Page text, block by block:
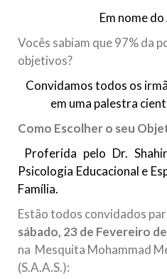
10 DE NOVEMBRO DE 2013
Falecimento do Imam
(A.S.)
data em que relembramos o
(A.S.), conhecido por “Zein Al-
3 DE JULHO DE 2014
Centro Islâmico no
República Islâmica do
Na noite da quinta-feira, 03 de
Brasil recebeu em sua sede,
Relações Exteriores da
Kharrazi, que encontra-se
Em nome
Vocês sabiam que 97% da
objetivos?
Convidamos todos os
em uma palestra
Como Escolher o seu
Proferida pelo Dr.
Psicologia Educacional e
Família.
Estão todos convidados
sábado, 23 de Fevereiro
na Mesquita Mohammad
(S.A.A.S.):